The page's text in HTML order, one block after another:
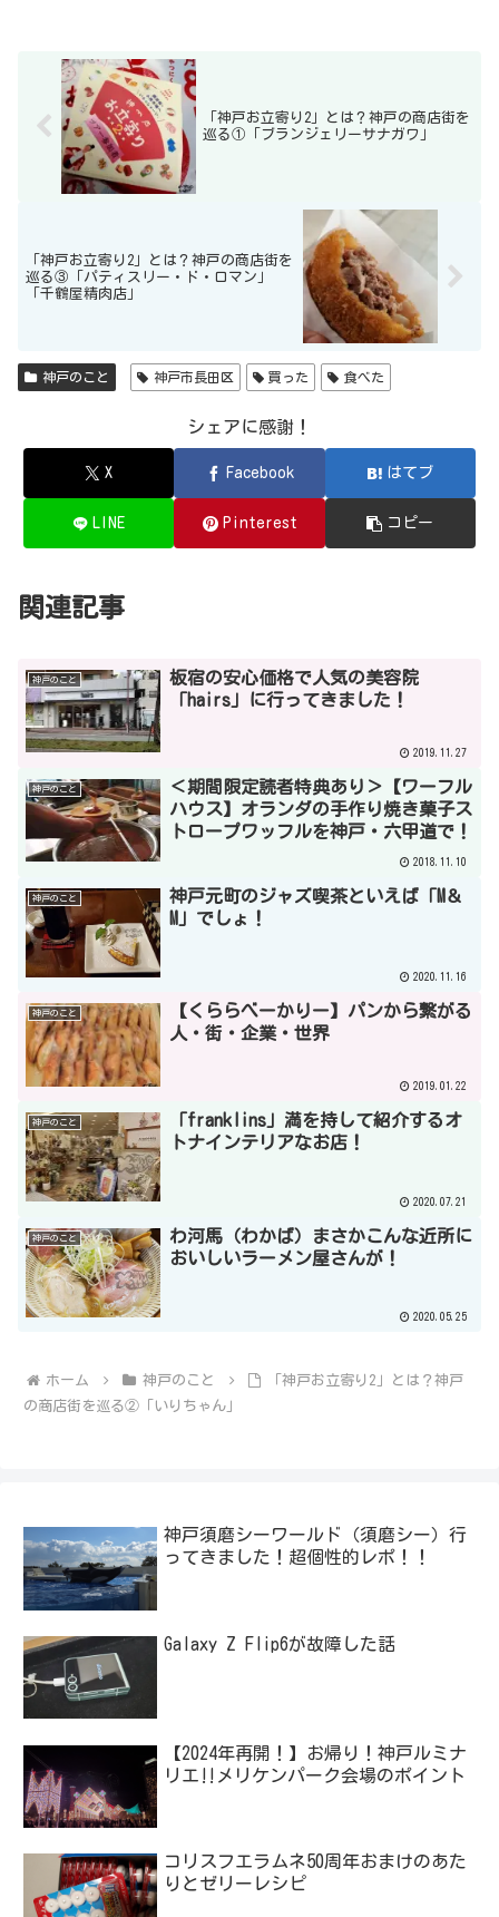
「神戸お立寄り2」とは？神戸の商店街を
巡る①「ブランジェリーサナガワ」
「神戸お立寄り2」とは？神戸の商店街を
巡る③「パティスリー・ド・ロマン」
「千鶴屋精肉店」
神戸のこと 神戸市長田区 買った 食べた
シェアに感謝！
X Facebook はてブ
LINE Pinterest コピー
関連記事
神戸のこと
板宿の安心価格で人気の美容院
「hairs」に行ってきました！
2019.11.27
神戸のこと
＜期間限定読者特典あり＞【ワーフル
ハウス】オランダの手作り焼き菓子ス
トロープワッフルを神戸・六甲道で！
2018.11.10
神戸のこと
神戸元町のジャズ喫茶といえば「M＆
M」でしょ！
2020.11.16
神戸のこと
【くららべーかりー】パンから繋がる
人・街・企業・世界
2019.01.22
神戸のこと
「franklins」満を持して紹介するオ
トナインテリアなお店！
2020.07.21
神戸のこと
わ河馬（わかば）まさかこんな近所に
おいしいラーメン屋さんが！
2020.05.25
ホーム 神戸のこと
「神戸お立寄り2」とは？神戸
の商店街を巡る②「いりちゃん」
神戸須磨シーワールド（須磨シー）行
ってきました！超個性的レポ！！
Galaxy Z Flip6が故障した話
【2024年再開！】お帰り！神戸ルミナ
リエ‼メリケンパーク会場のポイント
コリスフエラムネ50周年おまけのあた
りとゼリーレシピ